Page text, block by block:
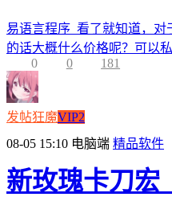
易语言程序 看了就知道，对
的话大概什么价格呢？可以
0
0 181
发帖狂魔VIP2
08-05 15:10 电脑端 精品软件
新玫瑰卡刀宏